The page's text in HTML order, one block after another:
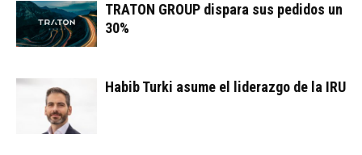
TRATON GROUP dispara sus pedidos un
30%
Habib Turki asume el liderazgo de la IRU